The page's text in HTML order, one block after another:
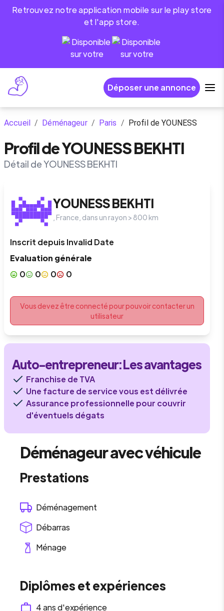
Retrouvez notre application mobile sur le play store
et l'app store.
Déposer une annonce
Accueil / Déménageur / Paris / Profil de YOUNESS
Profil de YOUNESS BEKHTI
Détail de YOUNESS BEKHTI
YOUNESSBEKHTI
France , dans un rayon > 800 km
Inscrit depuis Invalid Date
Evaluation générale
0
0 0 0
Vous devez être connecté pour pouvoir contacter un
utilisateur
Auto-entrepreneur: Les avantages
Franchise de TVA
Une facture de service vous est délivrée
Assurance professionnelle pour couvrir
d'éventuels dégats
Déménageur avec véhicule
Prestations
Déménagement
Débarras
Ménage
Diplômes et expériences
4ans d'expérience